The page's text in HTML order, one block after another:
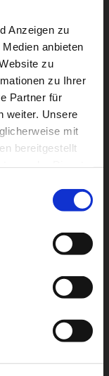
Anzeigen zu
anbieten
zu
zu Ihrer
Partner für
weiter. Unsere
mit
bereitgestellt